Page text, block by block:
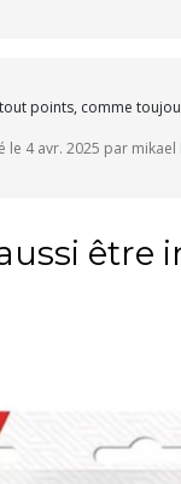
points, comme
le 4 avr. 2025 par mikael
être